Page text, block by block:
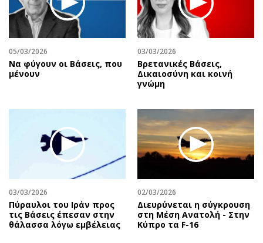
Περιβάλλον
Ελλάδα
Κόσμος
Παράξενα
Πολιτισμός
Εικαστικά
Ταξίδια
Συνταγές
Έξοδος
Media
Εκπομπές
Wine routes
Uncut
Προσφορές
Προσωπικότητες στην ''Κ''
05/03/2026
Να φύγουν οι Βάσεις, που
μένουν
03/03/2026
Βρετανικές Βάσεις,
Δικαιοσύνη και κοινή
γνώμη
03/03/2026
Πύραυλοι του Ιράν προς
τις Βάσεις έπεσαν στην
θάλασσα λόγω εμβέλειας
02/03/2026
Διευρύνεται η σύγκρουση
στη Μέση Ανατολή - Στην
Κύπρο τα F-16